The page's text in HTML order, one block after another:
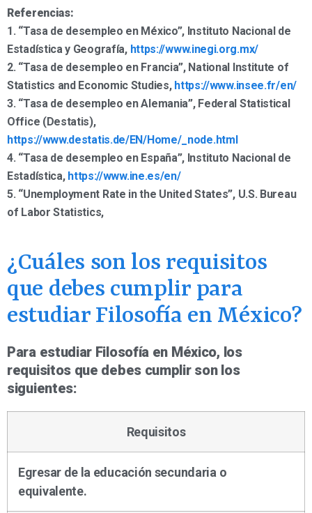
Referencias:
1. “Tasa de desempleo en México”, Instituto Nacional de
Estadística y Geografía, https://www.inegi.org.mx/
2. “Tasa de desempleo en Francia”, National Institute of
Statistics and Economic Studies, https://www.insee.fr/en/
3. “Tasa de desempleo en Alemania”, Federal Statistical
Office (Destatis),
https://www.destatis.de/EN/Home/_node.html
4. “Tasa de desempleo en España”, Instituto Nacional de
Estadística, https://www.ine.es/en/
5. “Unemployment Rate in the United States”, U.S. Bureau
of Labor Statistics,
¿Cuáles son los requisitos
que debes cumplir para
estudiar Filosofía en México?
Para estudiar Filosofía en México, los
requisitos que debes cumplir son los
siguientes:
Requisitos
Egresar de la educación secundaria o
equivalente.